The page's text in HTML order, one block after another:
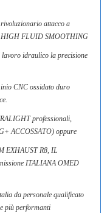
attacco a
HIGH FLUID SMOOTHING
idraulico la precisione
CNC ossidato duro
professionali,
ACCOSSATO) oppure
EXHAUST R8, IL
ITALIANA OMED
da personale qualificato
più performanti